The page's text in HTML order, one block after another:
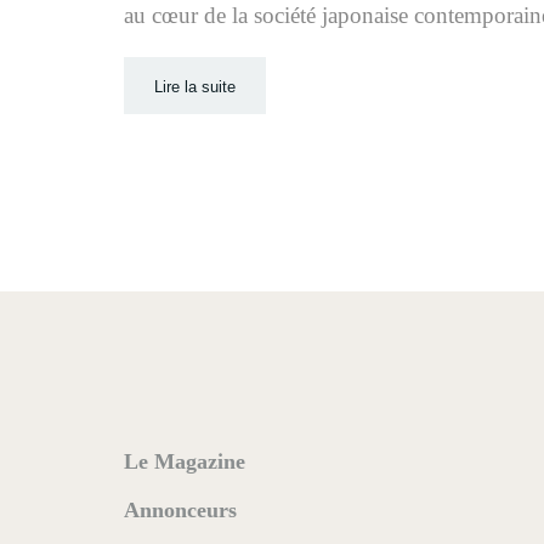
au cœur de la société japonaise
Lire la suite
Le Magazine
Annonceurs